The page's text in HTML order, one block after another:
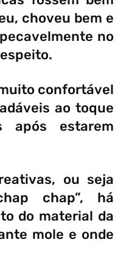
choveu bem e
no
confortável
ao toque
após estarem
ou seja
chap”, há
do material da
mole e onde